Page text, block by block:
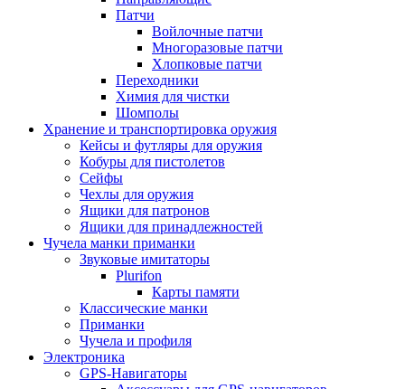
Патчи
Войлочные патчи
Многоразовые патчи
Хлопковые патчи
Переходники
Химия для чистки
Шомполы
Хранение и транспортировка оружия
Кейсы и футляры для оружия
Кобуры для пистолетов
Сейфы
Чехлы для оружия
Ящики для патронов
Ящики для принадлежностей
Чучела манки приманки
Звуковые имитаторы
Plurifon
Карты памяти
Классические манки
Приманки
Чучела и профиля
Электроника
GPS-Навигаторы